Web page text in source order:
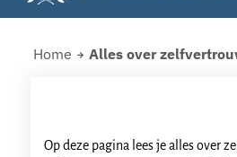
Home Alles over
Op deze pagina lees je alles over